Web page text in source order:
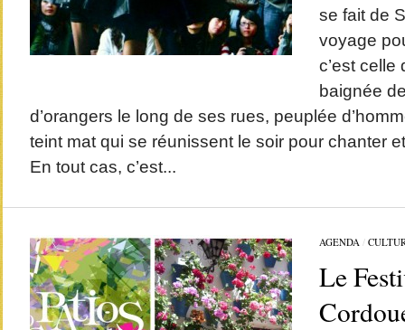
se fait de
voyage
c’est celle
baignée
d’orangers le long de ses rues, peuplée
teint mat qui se réunissent le soir pour chanter
En tout cas, c’est...
AGENDA/
Le